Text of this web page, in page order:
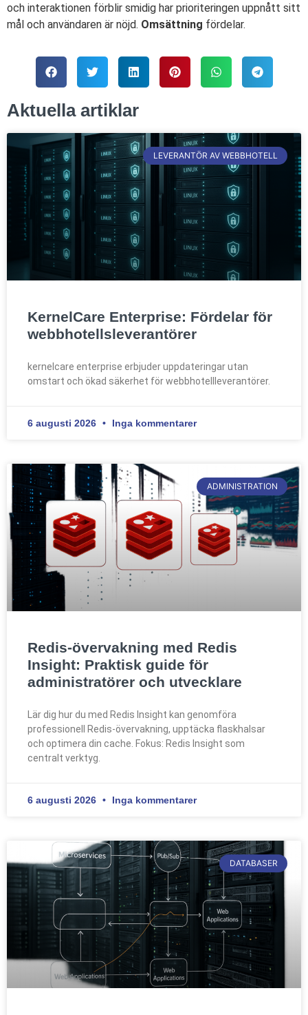
och interaktionen förblir smidig har prioriteringen uppnått sitt
mål och användaren är nöjd. Omsättning fördelar.
Aktuella artiklar
LEVERANTÖR AV WEBBHOTELL
KernelCare Enterprise: Fördelar för
webbhotellsleverantörer
kernelcare enterprise erbjuder uppdateringar utan
omstart och ökad säkerhet för webbhotellleverantörer.
6 augusti 2026 Inga kommentarer
ADMINISTRATION
Redis-övervakning med Redis
Insight: Praktisk guide för
administratörer och utvecklare
Lär dig hur du med Redis Insight kan genomföra
professionell Redis-övervakning, upptäcka flaskhalsar
och optimera din cache. Fokus: Redis Insight som
centralt verktyg.
6 augusti 2026 Inga kommentarer
DATABASER